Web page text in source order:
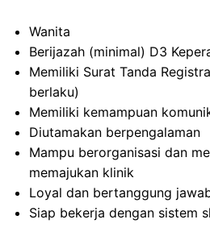
Wanita
Berijazah (minimal) D3
Memiliki Surat Tanda
berlaku)
Memiliki kemampuan
Diutamakan berpengalaman
Mampu berorganisasi dan
memajukan klinik
Loyal dan bertanggung
Siap bekerja dengan sistem